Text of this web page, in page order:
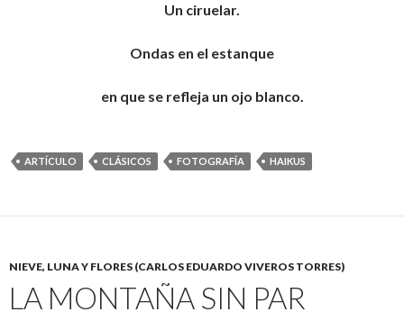
Un ciruelar.
Ondas en el estanque
en que se refleja un ojo blanco.
ARTÍCULO CLÁSICOS FOTOGRAFÍA HAIKUS
NIEVE, LUNA Y FLORES (CARLOS EDUARDO VIVEROS TORRES)
LA MONTAÑA SIN PAR